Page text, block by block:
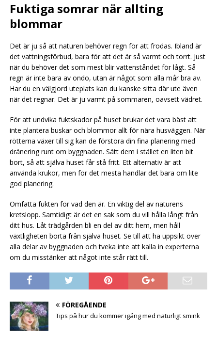
Fuktiga somrar när allting
blommar
Det är ju så att naturen behöver regn för att frodas. Ibland är
det vattningsförbud, bara för att det är så varmt och torrt. Just
när du behöver det som mest blir vattenståndet för lågt. Så
regn är inte bara av ondo, utan är något som alla mår bra av.
Har du en välgjord uteplats kan du kanske sitta där ute även
när det regnar. Det är ju varmt på sommaren, oavsett vädret.
För att undvika fuktskador på huset brukar det vara bäst att
inte plantera buskar och blommor allt för nära husväggen. När
rötterna växer till sig kan de förstöra din fina planering med
dränering runt om byggnaden. Sätt dem i stället en liten bit
bort, så att själva huset får stå fritt. Ett alternativ är att
använda krukor, men för det mesta handlar det bara om lite
god planering.
Omfatta fukten för vad den är. En viktig del av naturens
kretslopp. Samtidigt är det en sak som du vill hålla långt från
ditt hus. Låt trädgården bli en del av ditt hem, men håll
växtligheten borta från själva huset. Se till att ha uppsikt över
alla delar av byggnaden och tveka inte att kalla in experterna
om du misstänker att något inte står rätt till.
FÖREGÅENDE
Tips på hur du kommer igång med naturligt smink